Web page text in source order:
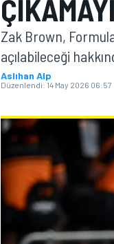
MOTOGP
WORLD SUPERBIKE
Zak Brown,
açılabileceği
Aslıhan Alp
Düzenlendi: 14 May 2026 06:57